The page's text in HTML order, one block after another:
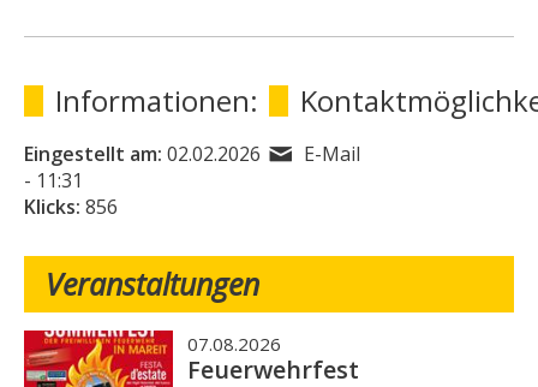
Informationen:
Eingestellt am: 02.02.2026
- 11:31
Klicks: 856
E-Mail
Veranstaltungen
07.08.2026
Feuerwehrfest